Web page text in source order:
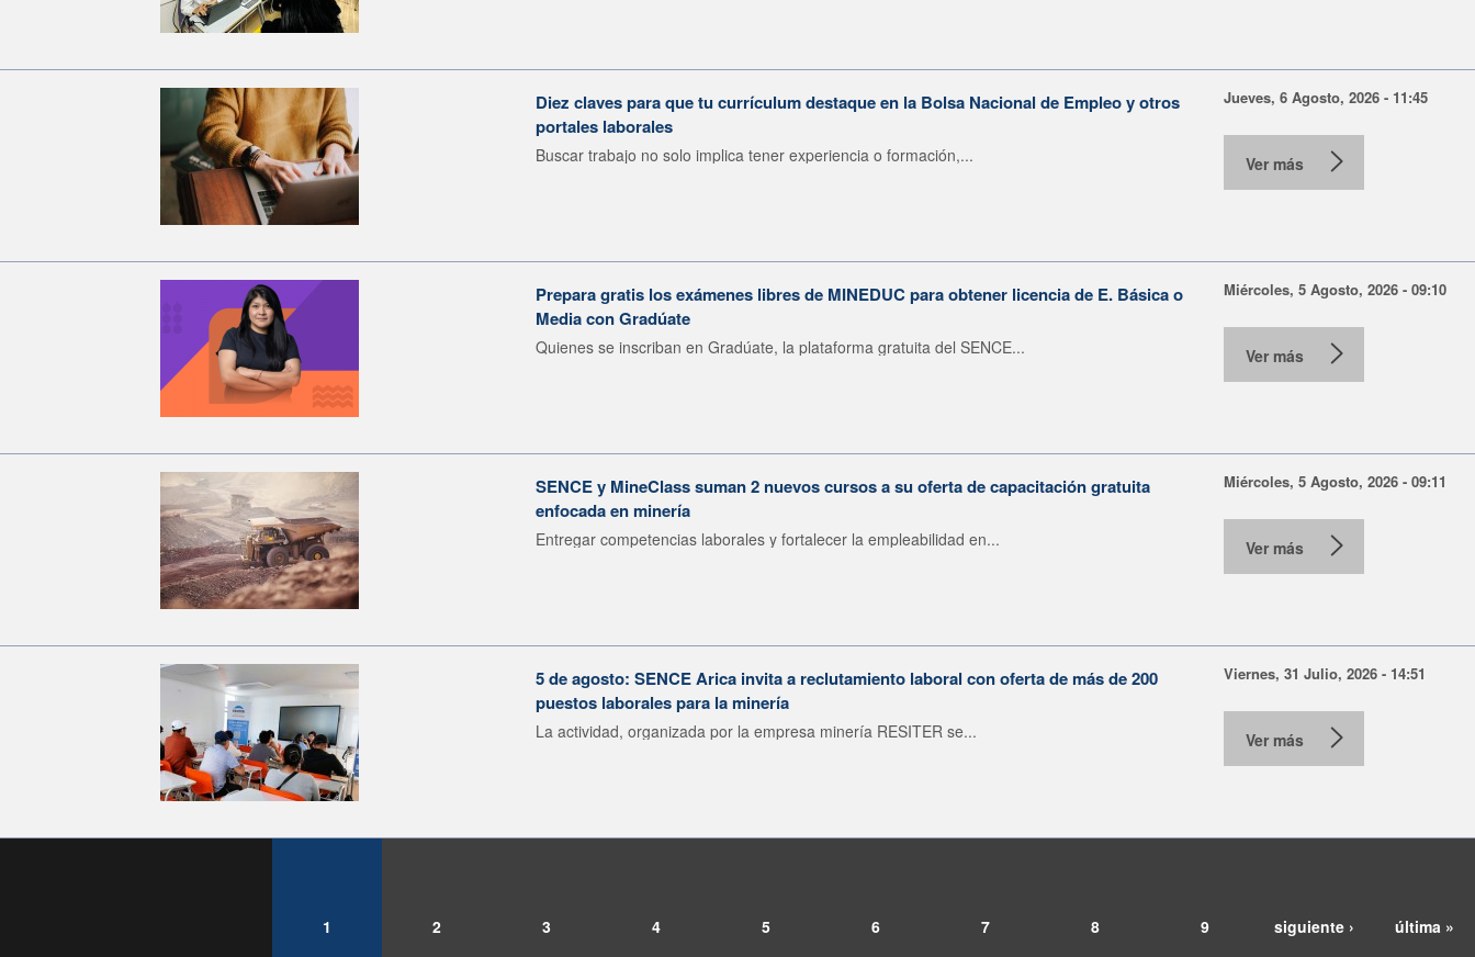
Diez claves para que tu currículum destaque en la Bolsa Nacional de Empleo y otros
portales laborales
Buscar trabajo no solo implica tener experiencia o formación,...
Jueves, 6 Agosto, 2026 - 11:45
Ver más
Prepara gratis los exámenes libres de MINEDUC para obtener licencia de E. Básica o
Media con Gradúate
Quienes se inscriban en Gradúate, la plataforma gratuita del SENCE...
Miércoles, 5 Agosto, 2026 - 09:10
Ver más
SENCE y MineClass suman 2 nuevos cursos a su oferta de capacitación gratuita
enfocada en minería
Entregar competencias laborales y fortalecer la empleabilidad en...
Miércoles, 5 Agosto, 2026 - 09:11
Ver más
5 de agosto: SENCE Arica invita a reclutamiento laboral con oferta de más de 200
puestos laborales para la minería
La actividad, organizada por la empresa minería RESITER se...
Viernes, 31 Julio, 2026 - 14:51
Ver más
1 2 3 4 5 6 7 8 9 siguiente › última »